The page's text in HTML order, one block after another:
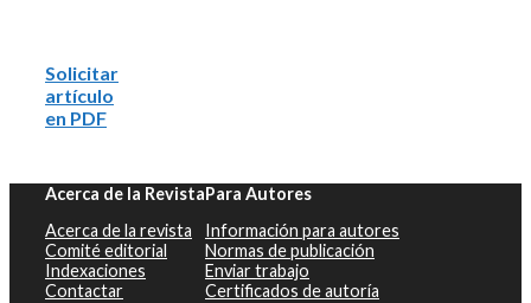
Solicitar
artículo
en PDF
Acerca de la Revista
Acerca de la revista
Comité editorial
Indexaciones
Contactar
Para Autores
Información para autores
Normas de publicación
Enviar trabajo
Certificados de autoría